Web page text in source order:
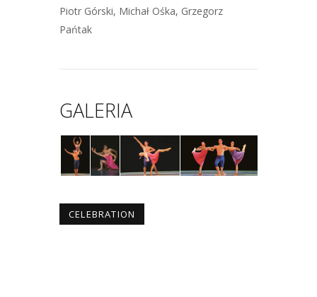
Piotr Górski, Michał Ośka, Grzegorz
Pańtak
GALERIA
CELEBRATION